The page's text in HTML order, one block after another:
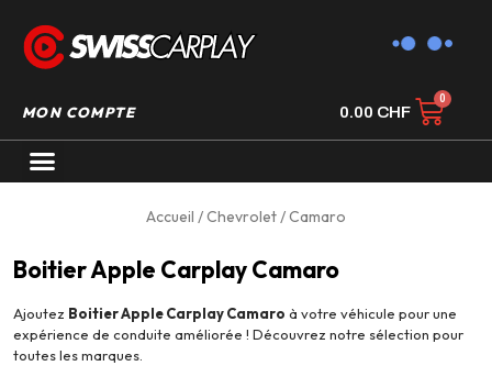
MON COMPTE 0.00 CHF
Accueil /Chevrolet / Camaro
Boitier Apple Carplay Camaro
Ajoutez Boitier Apple Carplay Camaro à votre véhicule pour une
expérience de conduite améliorée ! Découvrez notre sélection pour
toutes les marques.